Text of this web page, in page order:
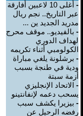
-
أغلى 10 لاعبين أفارقة
عبر التاريخ.. نجم ريال
مدريد الجديد ين ...
- بالفيديو.. موقف محرج
لهداف الدوري
الكولومبي أثناء تكريمه
- برشلونة يلغي مباراة
ودية في طنجة بسبب
أزمة سبتة
- الاتحاد الإنجليزي
يسحب دعمه لإنفانتينو
- بيزيرا يكشف سبب
رفضه الرحيل عن